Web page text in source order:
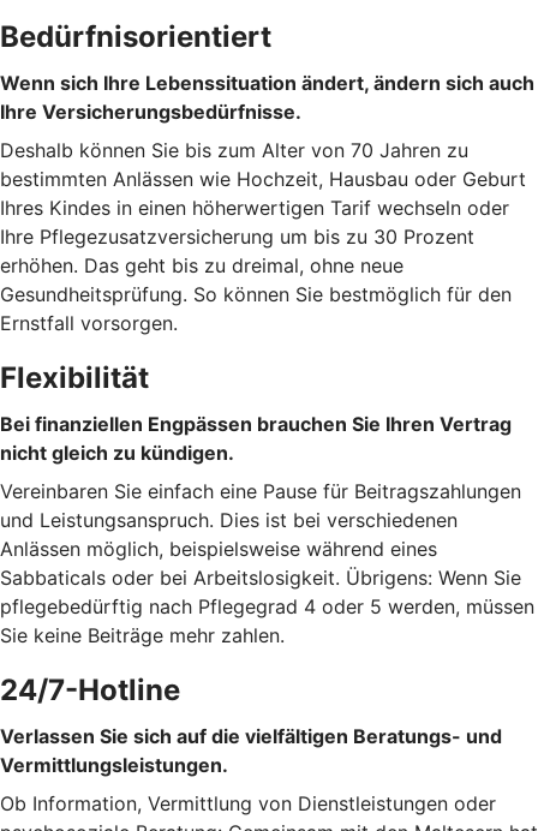
Bedürfnisorientiert
Wenn sich Ihre Lebenssituation ändert, ändern sich auch
Ihre Versicherungsbedürfnisse.
Deshalb können Sie bis zum Alter von 70 Jahren zu
bestimmten Anlässen wie Hochzeit, Hausbau oder Geburt
Ihres Kindes in einen höherwertigen Tarif wechseln oder
Ihre Pflegezusatzversicherung um bis zu 30 Prozent
erhöhen. Das geht bis zu dreimal, ohne neue
Gesundheitsprüfung. So können Sie bestmöglich für den
Ernstfall vorsorgen.
Flexibilität
Bei finanziellen Engpässen brauchen Sie Ihren Vertrag
nicht gleich zu kündigen.
Vereinbaren Sie einfach eine Pause für Beitragszahlungen
und Leistungsanspruch. Dies ist bei verschiedenen
Anlässen möglich, beispielsweise während eines
Sabbaticals oder bei Arbeitslosigkeit. Übrigens: Wenn Sie
pflegebedürftig nach Pflegegrad 4 oder 5 werden, müssen
Sie keine Beiträge mehr zahlen.
24/7-Hotline
Verlassen Sie sich auf die vielfältigen Beratungs- und
Vermittlungsleistungen.
Ob Information, Vermittlung von Dienstleistungen oder